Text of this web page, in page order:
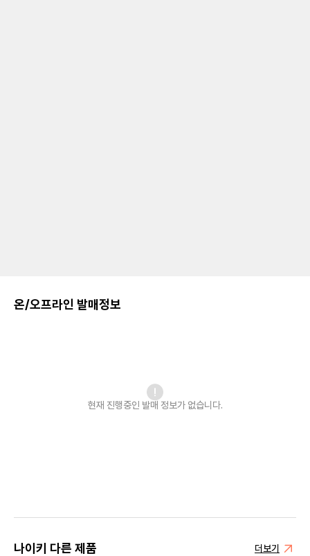
온/오프라인 발매정보
현재 진행중인 발매 정보가 없습니다.
나이키 다른 제품 더보기